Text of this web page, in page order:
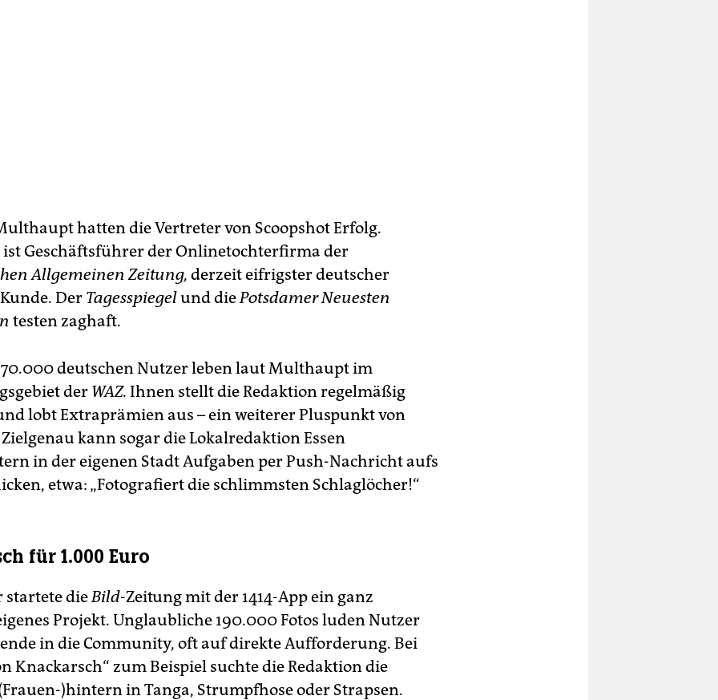
hatten die Vertreter von Scoopshot Erfolg.
Geschäftsführer der Onlinetochterfirma der
Allgemeinen Zeitung, derzeit eifrigster deutscher
Der Tagesspiegelund diePotsdamer Neuesten
testen zaghaft.
deutschen Nutzer leben laut Multhaupt im
der WAZ. Ihnen stellt die Redaktion regelmäßig
lobt Extraprämien aus – ein weiterer Pluspunkt von
kann sogar die Lokalredaktion Essen
in der eigenen Stadt Aufgaben per Push-Nachricht aufs
etwa: „Fotografiert die schlimmsten Schlaglöcher!“
für 1.000 Euro
startete dieBild-Zeitung mit der 1414-App ein ganz
Projekt. Unglaubliche 190.000 Fotos luden Nutzer
in die Community, oft auf direkte Aufforderung. Bei
Knackarsch“ zum Beispiel suchte die Redaktion die
)hintern in Tanga, Strumpfhose oder Strapsen.